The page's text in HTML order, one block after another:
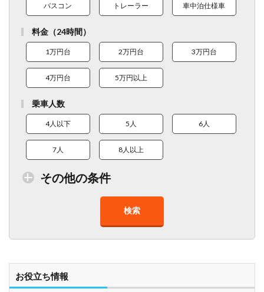
バスコン トレーラー 車中泊仕様車
料金（24時間）
1万円台 2万円台 3万円台
4万円台 5万円以上
乗車人数
4人以下 5人 6人
7人 8人以上
その他の条件
車椅子対応
検索
お役立ち情報